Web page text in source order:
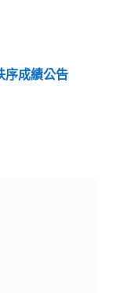
序成績公告